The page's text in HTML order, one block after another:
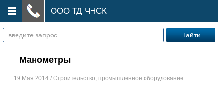
ООО ТД ЧНСК
Манометры
19 Мая 2014 / Строительство, промышленное оборудование